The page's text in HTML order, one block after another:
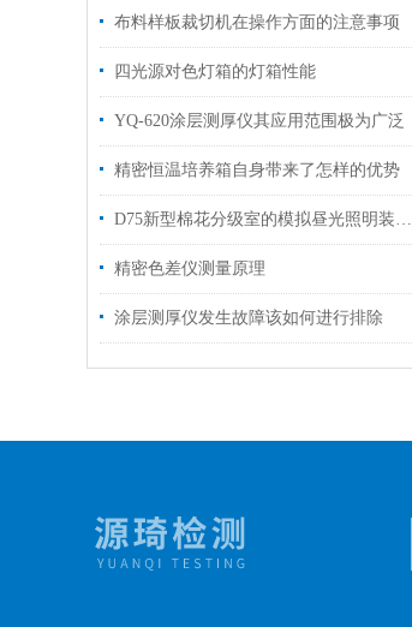
布料样板裁切机在操作方面的注意事项
四光源对色灯箱的灯箱性能
YQ-620涂层测厚仪其应用范围极为广泛
精密恒温培养箱自身带来了怎样的优势
D75新型棉花分级室的模拟昼光照明装灯具可调照度
精密色差仪测量原理
涂层测厚仪发生故障该如何进行排除